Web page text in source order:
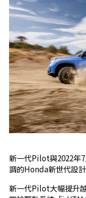
新一代Pilot與2022年
調的Honda新世代設
新一代Pilot大幅提升